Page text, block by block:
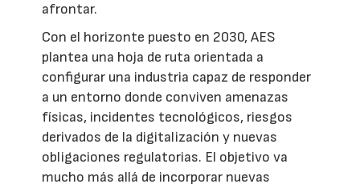
afrontar.
Con el horizonte puesto en 2030, AES
plantea una hoja de ruta orientada a
configurar una industria capaz de responder
a un entorno donde conviven amenazas
físicas, incidentes tecnológicos, riesgos
derivados de la digitalización y nuevas
obligaciones regulatorias. El objetivo va
mucho más allá de incorporar nuevas